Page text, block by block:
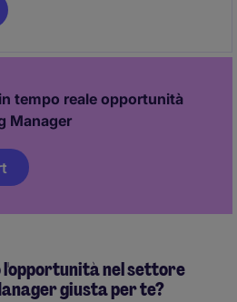
e il Fondatore.
tempo reale opportunità
Manager
nel settore
giusta per te?